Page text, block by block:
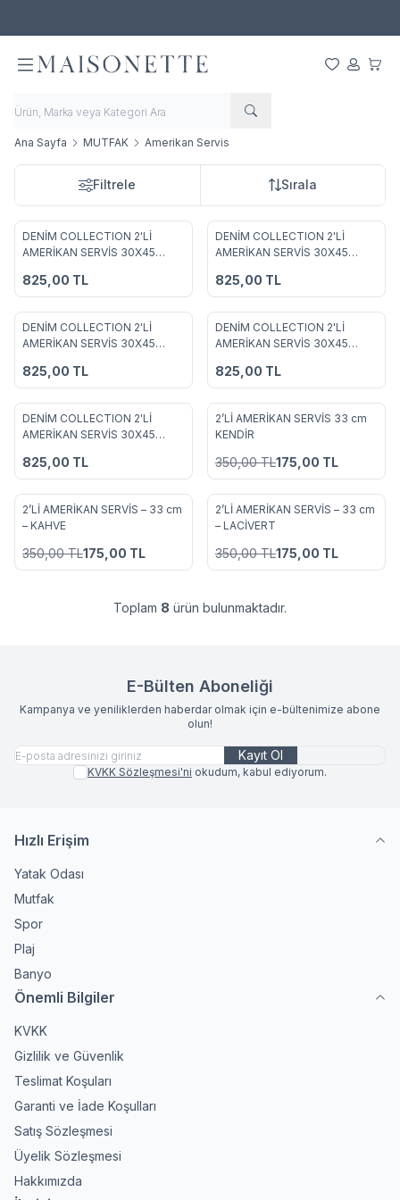
Favorilerim
Hesabım
Ana Sayfa MUTFAK Amerikan Servis
Filtrele Sırala
Favorilere Ekle
DENİM COLLECTION 2'Lİ
AMERİKAN SERVİS 30X45
825,00 TL
Favorilere Ekle
DENİM COLLECTION 2'Lİ
AMERİKAN SERVİS 30X45
825,00 TL
Favorilere Ekle
DENİM COLLECTION 2'Lİ
AMERİKAN SERVİS 30X45
825,00 TL
Favorilere Ekle
DENİM COLLECTION 2'Lİ
AMERİKAN SERVİS 30X45
825,00 TL
Favorilere Ekle
DENİM COLLECTION 2'Lİ
AMERİKAN SERVİS 30X45
825,00 TL
%50
Favorilere Ekle
2’Lİ AMERİKAN SERVİS 33 cm
KENDİR
350,00TL175,00 TL
%50
Favorilere Ekle
2’Lİ AMERİKAN SERVİS – 33 cm
– KAHVE
350,00TL175,00 TL
%50
Favorilere Ekle
2’Lİ AMERİKAN SERVİS – 33 cm
– LACİVERT
350,00TL175,00 TL
Toplam 8 ürün bulunmaktadır.
E-Bülten Aboneliği
Kampanya ve yeniliklerden haberdar olmak için e-bültenimize abone
olun!
Kayıt Ol
KVKK Sözleşmesi'ni okudum, kabul ediyorum.
Hızlı Erişim
Yatak Odası
Mutfak
Spor
Plaj
Banyo
Önemli Bilgiler
KVKK
Gizlilik ve Güvenlik
Teslimat Koşuları
Garanti ve İade Koşulları
Satış Sözleşmesi
Üyelik Sözleşmesi
Hakkımızda